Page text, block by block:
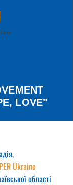
LOVE"
Ukraine
області